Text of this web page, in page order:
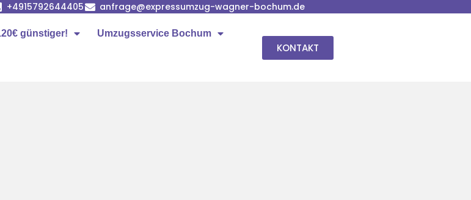
+4915792644405 anfrage@expressumzug-wagner-bochum.de
günstiger! Umzugsservice Bochum
KONTAKT